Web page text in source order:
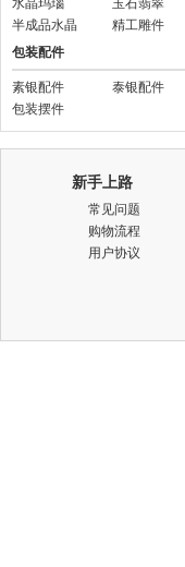
水晶玛瑙
玉石翡翠
半成品水晶
精工雕件
包装配件
素银配件
泰银配件
包装摆件
新手上路
常见问题
购物流程
用户协议